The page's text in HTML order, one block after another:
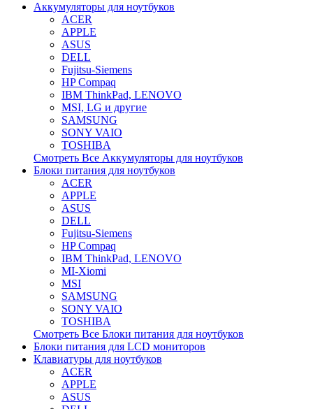
Аккумуляторы для ноутбуков
ACER
APPLE
ASUS
DELL
Fujitsu-Siemens
HP Compaq
IBM ThinkPad, LENOVO
MSI, LG и другие
SAMSUNG
SONY VAIO
TOSHIBA
Смотреть Все Аккумуляторы для ноутбуков
Блоки питания для ноутбуков
ACER
APPLE
ASUS
DELL
Fujitsu-Siemens
HP Compaq
IBM ThinkPad, LENOVO
MI-Xiomi
MSI
SAMSUNG
SONY VAIO
TOSHIBA
Смотреть Все Блоки питания для ноутбуков
Блоки питания для LCD мониторов
Клавиатуры для ноутбуков
ACER
APPLE
ASUS